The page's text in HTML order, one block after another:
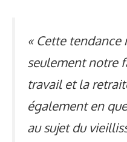
« Cette tendance
seulement notre
travail et la
également en
au sujet du